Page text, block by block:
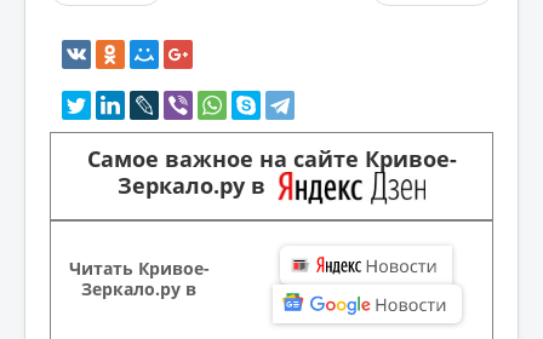
Самое важное на сайте Кривое-
Зеркало.ру в
Читать Кривое-
Зеркало.ру в